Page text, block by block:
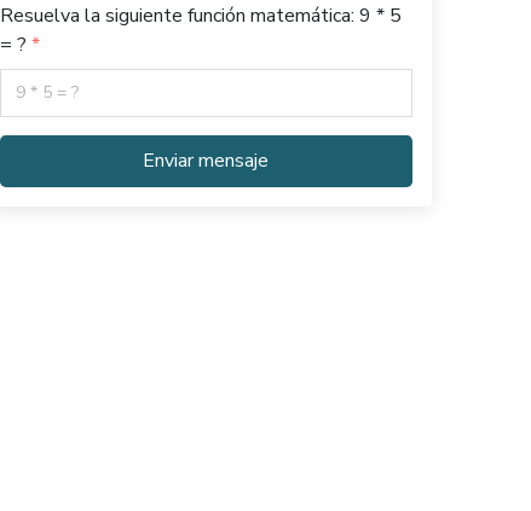
Resuelva la siguiente función matemática: 9 * 5
= ?
Enviar mensaje